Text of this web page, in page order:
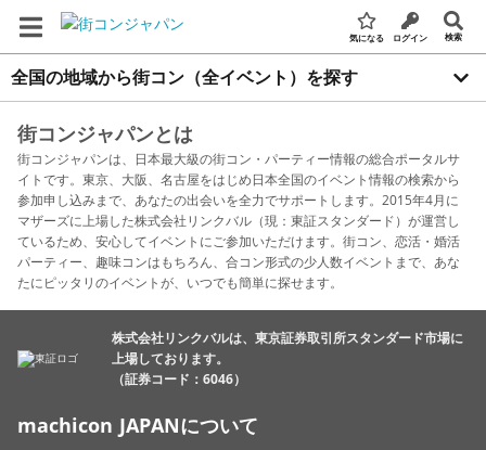
気になる ログイン 検索
全国の地域から街コン（全イベント）を探す
街コンジャパンとは
街コンジャパンは、日本最大級の街コン・パーティー情報の総合ポータルサ
イトです。東京、大阪、名古屋をはじめ日本全国のイベント情報の検索から
参加申し込みまで、あなたの出会いを全力でサポートします。2015年4月に
マザーズに上場した株式会社リンクバル（現：東証スタンダード）が運営し
ているため、安心してイベントにご参加いただけます。街コン、恋活・婚活
パーティー、趣味コンはもちろん、合コン形式の少人数イベントまで、あな
たにピッタリのイベントが、いつでも簡単に探せます。
株式会社リンクバルは、東京証券取引所スタンダード市場に
上場しております。
（証券コード：6046）
machicon JAPANについて